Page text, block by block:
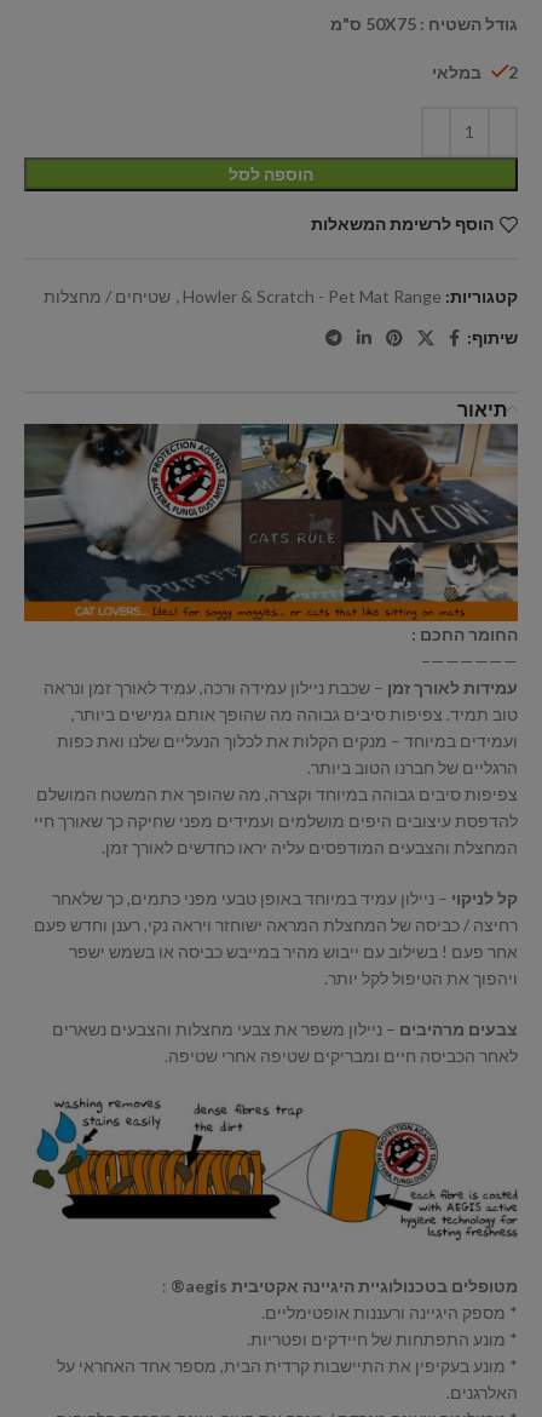
גודל השטיח : 50X75 ס"מ
2 במלאי
הוספה לסל
הוסף לרשימת המשאלות
קטגוריות: Howler & Scratch - Pet Mat Range
, שטיחים / מחצלות
שיתוף:
תיאור
החומר החכם :
——————–
עמידות לאורך זמן – שכבת ניילון עמידה ורכה, עמיד לאורך זמן ונראה
טוב תמיד. צפיפות סיבים גבוהה מה שהופך אותם גמישים ביותר,
ועמידים במיוחד – מנקים הקלות את לכלוך הנעליים שלנו ואת כפות
הרגליים של חברנו הטוב ביותר.
צפיפות סיבים גבוהה במיוחד וקצרה, מה שהופך את המשטח המושלם
להדפסת עיצובים היפים מושלמים ועמידים מפני שחיקה כך שאורך חיי
המחצלת והצבעים המודפסים עליה יראו כחדשים לאורך זמן.
קל לניקוי – ניילון עמיד במיוחד באופן טבעי מפני כתמים, כך שלאחר
רחיצה / כביסה של המחצלת המראה ישוחזר ויראה נקי, רענן וחדש פעם
אחר פעם ! בשילוב עם ייבוש מהיר במייבש כביסה או בשמש ישפר
ויהפוך את הטיפול לקל יותר.
צבעים מרהיבים – ניילון משפר את צבעי מחצלות והצבעים נשארים
לאחר הכביסה חיים ומבריקים שטיפה אחרי שטיפה.
מטופלים בטכנולוגיית היגיינה אקטיבית aegis®
:
* מספק היגיינה ורעננות אופטימליים.
* מונע התפתחות של חיידקים ופטריות.
* מונע בעקיפין את התיישבות קרדית הבית, מספר אחד האחראי על
האלרגנים.